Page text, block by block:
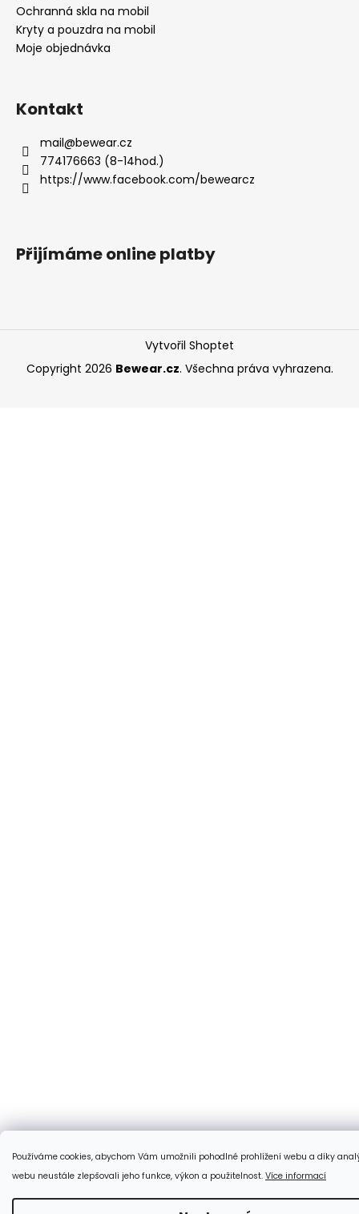
Používáme cookies, abychom Vám umožnili pohodlné prohlížení webu a díky
webu neustále zlepšovali jeho funkce, výkon a použitelnost. Více informací
Ochranná skla na mobil
Kryty a pouzdra na mobil
Moje objednávka
Kontakt
mail@bewear.cz
774176663 (8-14hod.)
https://www.facebook.com/bewearcz
Přijímáme online platby
Vytvořil Shoptet
Copyright 2026 Bewear.cz. Všechna práva vyhrazena.